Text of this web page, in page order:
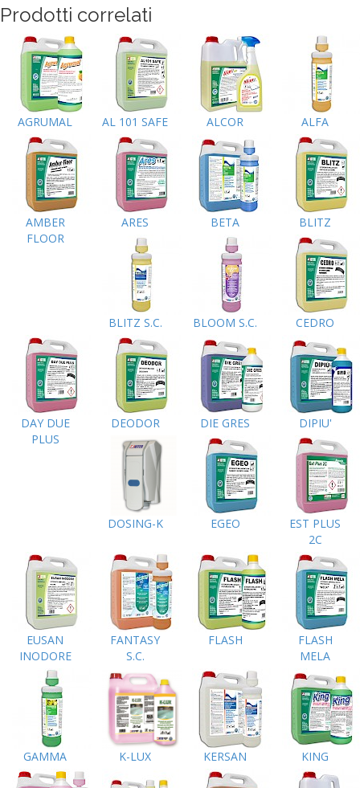
Prodotti correlati
AGRUMAL AL 101 SAFE ALCOR ALFA
AMBER
FLOOR
ARES BETA BLITZ
BLITZ S.C. BLOOM S.C. CEDRO
DAY DUE
PLUS
DEODOR DIE GRES DIPIU'
DOSING-K EGEO
EST PLUS
2C
EUSAN
INODORE
FANTASY
S.C.
FLASH
FLASH
MELA
GAMMA K-LUX KERSAN KING